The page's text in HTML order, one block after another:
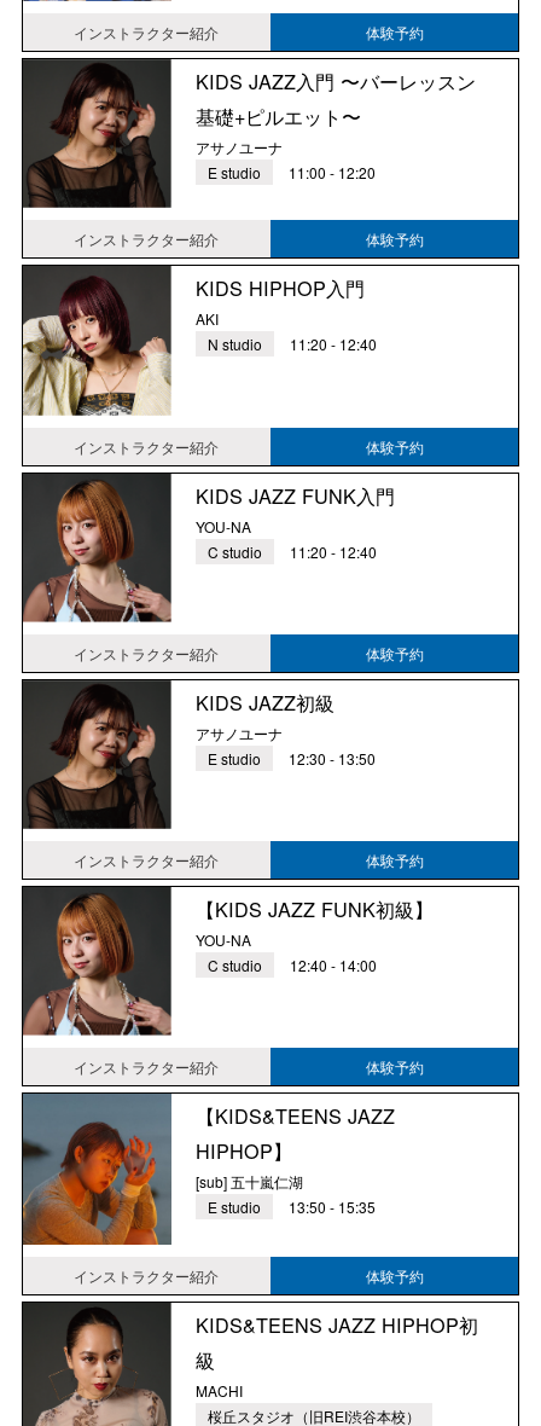
インストラクター紹介 体験予約
KIDS JAZZ入門 〜バーレッスン
基礎+ピルエット〜
アサノユーナ
E studio
11:00 - 12:20
インストラクター紹介 体験予約
KIDS HIPHOP入門
AKI
N studio
11:20 - 12:40
インストラクター紹介 体験予約
KIDS JAZZ FUNK入門
YOU-NA
C studio
11:20 - 12:40
インストラクター紹介 体験予約
KIDS JAZZ初級
アサノユーナ
E studio
12:30 - 13:50
インストラクター紹介 体験予約
【KIDS JAZZ FUNK初級】
YOU-NA
C studio
12:40 - 14:00
インストラクター紹介 体験予約
【KIDS&TEENS JAZZ
HIPHOP】
[sub] 五十嵐仁湖
E studio
13:50 - 15:35
インストラクター紹介 体験予約
KIDS&TEENS JAZZ HIPHOP初
級
MACHI
桜丘スタジオ（旧REI渋谷本校）